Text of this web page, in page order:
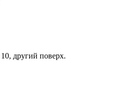
другий поверх.